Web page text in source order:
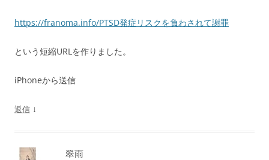
https://franoma.info/PTSD発症リスクを負わされて謝罪
という短縮URLを作りました。
iPhoneから送信
返信 ↓
翠雨